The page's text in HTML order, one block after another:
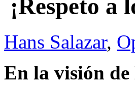
¡Respeto a
Hans Salazar,
En la visión de